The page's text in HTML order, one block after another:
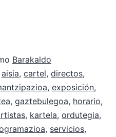
Barakaldo
aisia, cartel, directos,
, exposición,
, gaztebulegoa, horario,
, kartela, ordutegia,
, servicios,